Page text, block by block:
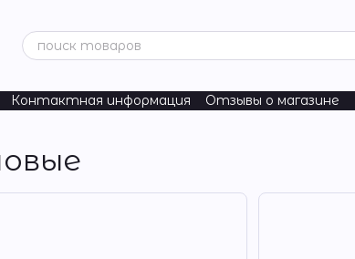
Контактная информация Отзывы о магазине